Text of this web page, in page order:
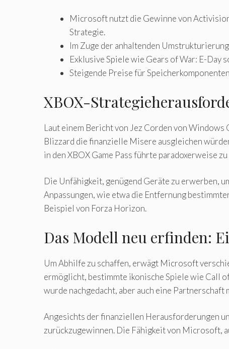
Microsoft nutzt die Gewinne von
Strategie.
Im Zuge der anhaltenden
Exklusive Spiele wie Gears of War: E-Day
Steigende Preise für
XBOX-
Laut einem Bericht von Jez Corden von
Blizzard die finanzielle Misere ausgleichen
in den XBOX Game Pass führte paradoxerweise
Die Unfähigkeit, genügend Geräte zu erwerben,
Anpassungen, wie etwa die Entfernung
Beispiel von Forza Horizon.
Das Modell neu erfinden:
Um Abhilfe zu schaffen, erwägt Microsoft
ermöglicht, bestimmte ikonische Spiele wie Call
wurde nachgedacht, aber auch eine
Angesichts der finanziellen Herausforderungen
zurückzugewinnen. Die Fähigkeit von Microsoft,